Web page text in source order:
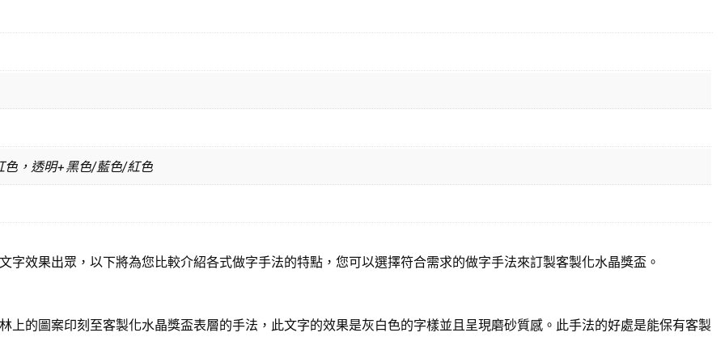
，透明+黑色/藍色/紅色
效果出眾，以下將為您比較介紹各式做字手法的特點，您可以選擇符合需求的做字手法來訂製客製化水晶獎盃。
上的圖案印刻至客製化水晶獎盃表層的手法，此文字的效果是灰白色的字樣並且呈現磨砂質感。此手法的好處是能保有客製